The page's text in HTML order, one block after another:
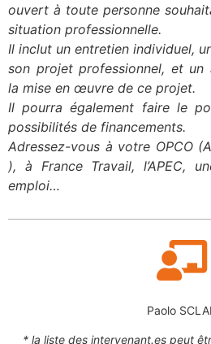
ouvert à toute personne
situation professionnelle.
Il inclut un entretien individuel,
son projet professionnel, et un
la mise en œuvre de ce projet.
Il pourra également faire le
possibilités de financements.
Adressez-vous à votre OPCO
), à France Travail, l’APEC,
emploi…
Paolo
* la liste des intervenant.es peut